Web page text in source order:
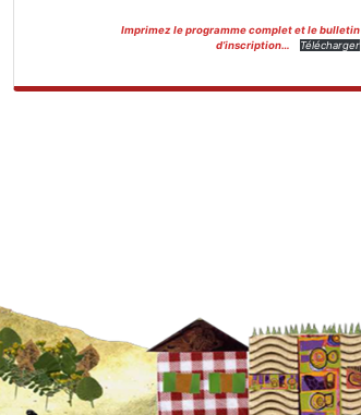
Imprimez le programme complet et le bulletin
d’inscription…
Télécharger